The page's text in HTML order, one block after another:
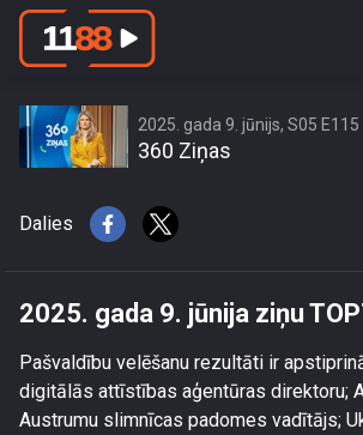
2025. gada 9. jūnijs, S05 E115
360 Ziņas
Dalies
2025. gada 9. jūnija ziņu
Pašvaldību velēšanu rezultāti ir
digitālās attīstības aģentūras direktoru;
Austrumu slimnīcas padomes vadītājs;